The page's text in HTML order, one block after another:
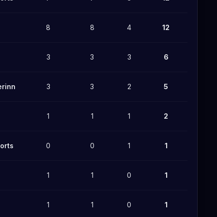
8 8 4 12
3 3 3 6
3 3 2 5
1 1 1 2
0 0 1 1
1 1 0 1
1 1 0 1